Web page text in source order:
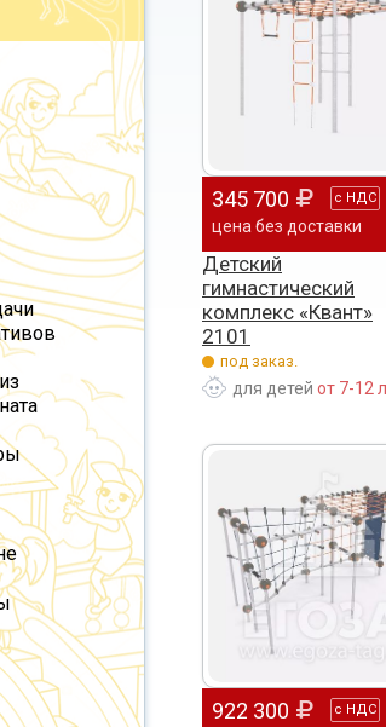
345 700 с НДС
цена без доставки
Детский
гимнастический
комплекс «Квант»
2101
под заказ.
для детей от 7-12
922 300 с НДС